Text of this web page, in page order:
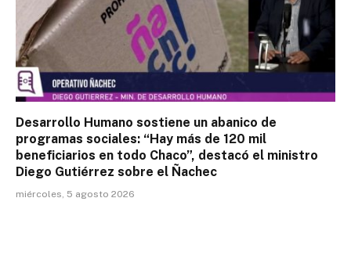
Desarrollo Humano sostiene un abanico de
programas sociales: “Hay más de 120 mil
beneficiarios en todo Chaco”, destacó el ministro
Diego Gutiérrez sobre el Ñachec
miércoles, 5 agosto 2026